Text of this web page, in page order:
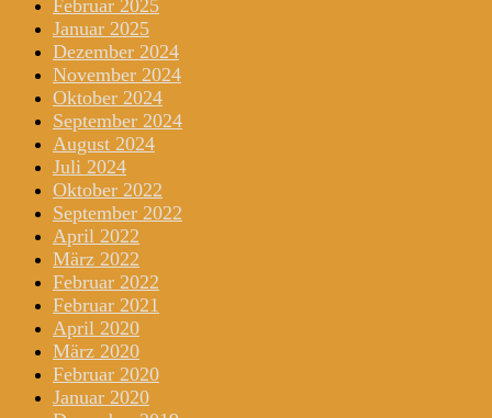
Februar 2025
Januar 2025
Dezember 2024
November 2024
Oktober 2024
September 2024
August 2024
Juli 2024
Oktober 2022
September 2022
April 2022
März 2022
Februar 2022
Februar 2021
April 2020
März 2020
Februar 2020
Januar 2020